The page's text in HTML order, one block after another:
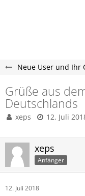
Neue User und Ihr
Grüße aus
Deutschlands
xeps 12. Juli
xeps
Anfänger
12. Juli 2018